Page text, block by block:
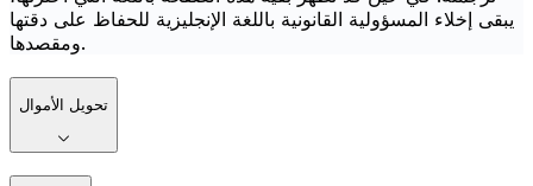
يبقى إخلاء المسؤولية القانونية باللغة الإنجليزية للحفاظ على دقتها
ومقصدها.
تحويل الأموال